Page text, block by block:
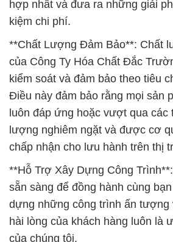
hợp nhất và đưa ra những giải
kiệm chi phí.
**Chất Lượng Đảm Bảo**: Chất
của Công Ty Hóa Chất Đắc
kiểm soát và đảm bảo theo tiêu
Điều này đảm bảo rằng mọi sản
luôn đáp ứng hoặc vượt qua các
lượng nghiêm ngặt và được cơ
chấp nhận cho lưu hành trên thị
**Hỗ Trợ Xây Dựng Công
sẵn sàng để đồng hành cùng
dựng những công trình ấn tượng
hài lòng của khách hàng luôn là
của chúng tôi.